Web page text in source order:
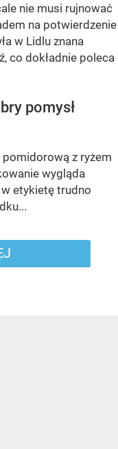
nie musi rujnować
na potwierdzenie
w Lidlu znana
co dokładnie poleca
pomysł
z ryżem
wygląda
etykietę trudno